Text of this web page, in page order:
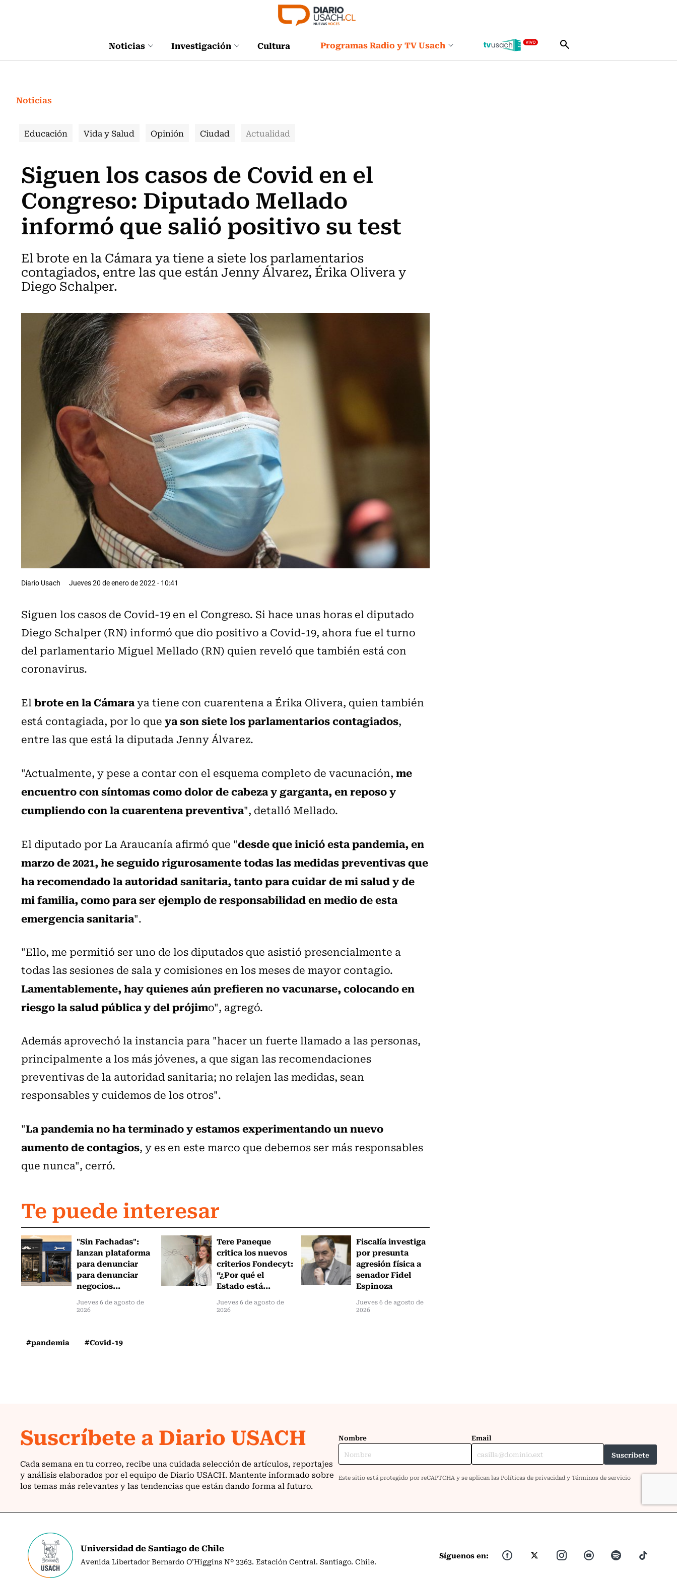
Noticias Investigación Cultura Programas Radio y TV Usach
Noticias
Educación Vida y Salud Opinión Ciudad Actualidad
Siguen los casos de Covid en el
Congreso: Diputado Mellado
informó que salió positivo su test
El brote en la Cámara ya tiene a siete los parlamentarios
contagiados, entre las que están Jenny Álvarez, Érika Olivera y
Diego Schalper.
Diario Usach Jueves 20 de enero de 2022 - 10:41
Siguen los casos de Covid-19 en el Congreso. Si hace unas horas el diputado
Diego Schalper (RN) informó que dio positivo a Covid-19, ahora fue el turno
del parlamentario Miguel Mellado (RN) quien reveló que también está con
coronavirus.
Elbrote en la Cámaraya tiene con cuarentena a Érika Olivera, quien también
está contagiada, por lo queya son siete los parlamentarios contagiados,
entre las que está la diputada Jenny Álvarez.
"Actualmente, y pese a contar con el esquema completo de vacunación,me
encuentro con síntomas como dolor de cabeza y garganta, en reposo y
cumpliendo con la cuarentena preventiva", detalló Mellado.
El diputado por La Araucanía afirmó que "desde que inició esta pandemia, en
marzo de 2021, he seguido rigurosamente todas las medidas preventivas que
ha recomendado la autoridad sanitaria, tanto para cuidar de mi salud y de
mi familia, como para ser ejemplo de responsabilidad en medio de esta
emergencia sanitaria".
"Ello, me permitió ser uno de los diputados que asistió presencialmente a
todas las sesiones de sala y comisiones en los meses de mayor contagio.
Lamentablemente, hay quienes aún prefieren no vacunarse, colocando en
riesgo la salud pública y del prójimo", agregó.
Además aprovechó la instancia para "hacer un fuerte llamado a las personas,
principalmente a los más jóvenes, a que sigan las recomendaciones
preventivas de la autoridad sanitaria; no relajen las medidas, sean
responsables y cuidemos de los otros".
"La pandemia no ha terminado y estamos experimentando un nuevo
aumento de contagios, y es en este marco que debemos ser más responsables
que nunca", cerró.
Te puede interesar
"Sin Fachadas":
lanzan plataforma
para denunciar
para denunciar
negocios...
Jueves 6 de agosto de
2026
Tere Paneque
critica los nuevos
criterios Fondecyt:
“¿Por qué el
Estado está...
Jueves 6 de agosto de
2026
Fiscalía investiga
por presunta
agresión física a
senador Fidel
Espinoza
Jueves 6 de agosto de
2026
#pandemia #Covid-19
Universidad de Santiago de Chile
Avenida Libertador Bernardo O’Higgins Nº 3363. Estación Central. Santiago. Chile.
Síguenos en: